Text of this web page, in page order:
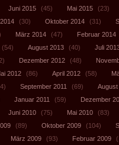
Juni 2015 (45) Mai 2015
(23)
(30) Oktober 2014 (31)
März 2014 (47) Februar 2014
(54) August 2013 (40)
Juli
Dezember 2012 (48)
2012 (86) April 2012 (58)
September 2011 (69)
August
Januar 2011 (59)
Dezember
Juni 2010 (75) Mai 2010
(83)
(89) Oktober 2009 (104)
März 2009 (93) Februar 2009